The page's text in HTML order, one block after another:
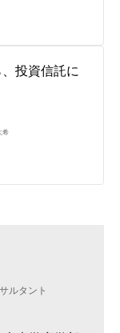
投資信託に
希
ルタント